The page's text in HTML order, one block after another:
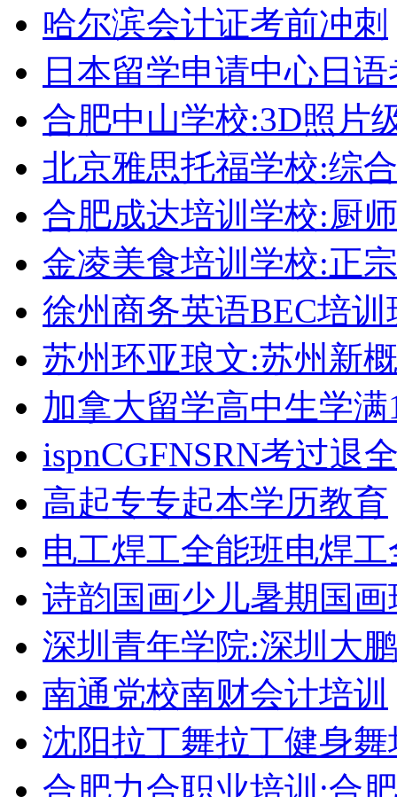
哈尔滨会计证考前冲刺
日本留学申请中心日
合肥中山学校:3D照片
北京雅思托福学校:综
合肥成达培训学校:厨
金凌美食培训学校:正
徐州商务英语BEC培训
苏州环亚琅文:苏州新
加拿大留学高中生学满
ispnCGFNSRN考过退
高起专专起本学历教育
电工焊工全能班电焊
诗韵国画少儿暑期国
深圳青年学院:深圳大
南通党校南财会计培训
沈阳拉丁舞拉丁健身舞